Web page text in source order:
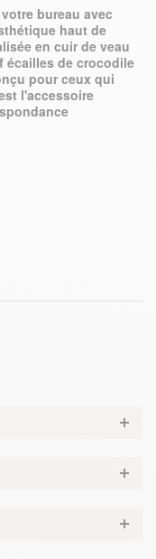
bureau avec
haut de
en cuir de veau
écailles de crocodile
pour ceux qui
l'accessoire